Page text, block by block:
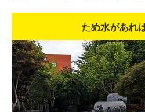
ため水があれ